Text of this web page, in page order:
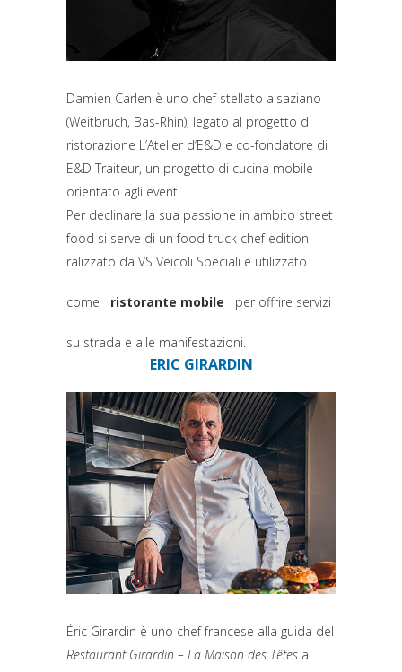
Damien Carlen è uno chef stellato alsaziano
(Weitbruch, Bas-Rhin), legato al progetto di
ristorazione L’Atelier d’E&D e co-fondatore di
E&D Traiteur, un progetto di cucina mobile
orientato agli eventi.
Per declinare la sua passione in ambito street
food si serve di un food truck chef edition
ralizzato da VS Veicoli Speciali e utilizzato
come ristorante mobile
(si apre in una nuova scheda)
per offrire servizi
su strada e alle manifestazioni.
ERIC GIRARDIN
Éric Girardin è uno chef francese alla guida del
Restaurant Girardin – La Maison des Têtes a